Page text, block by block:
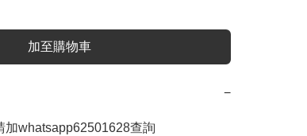
加至購物車
−